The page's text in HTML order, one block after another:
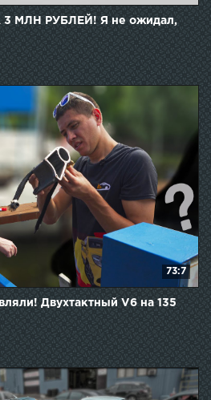
МЛН РУБЛЕЙ! Я не ожидал,
73:7
Двухтактный V6 на 135